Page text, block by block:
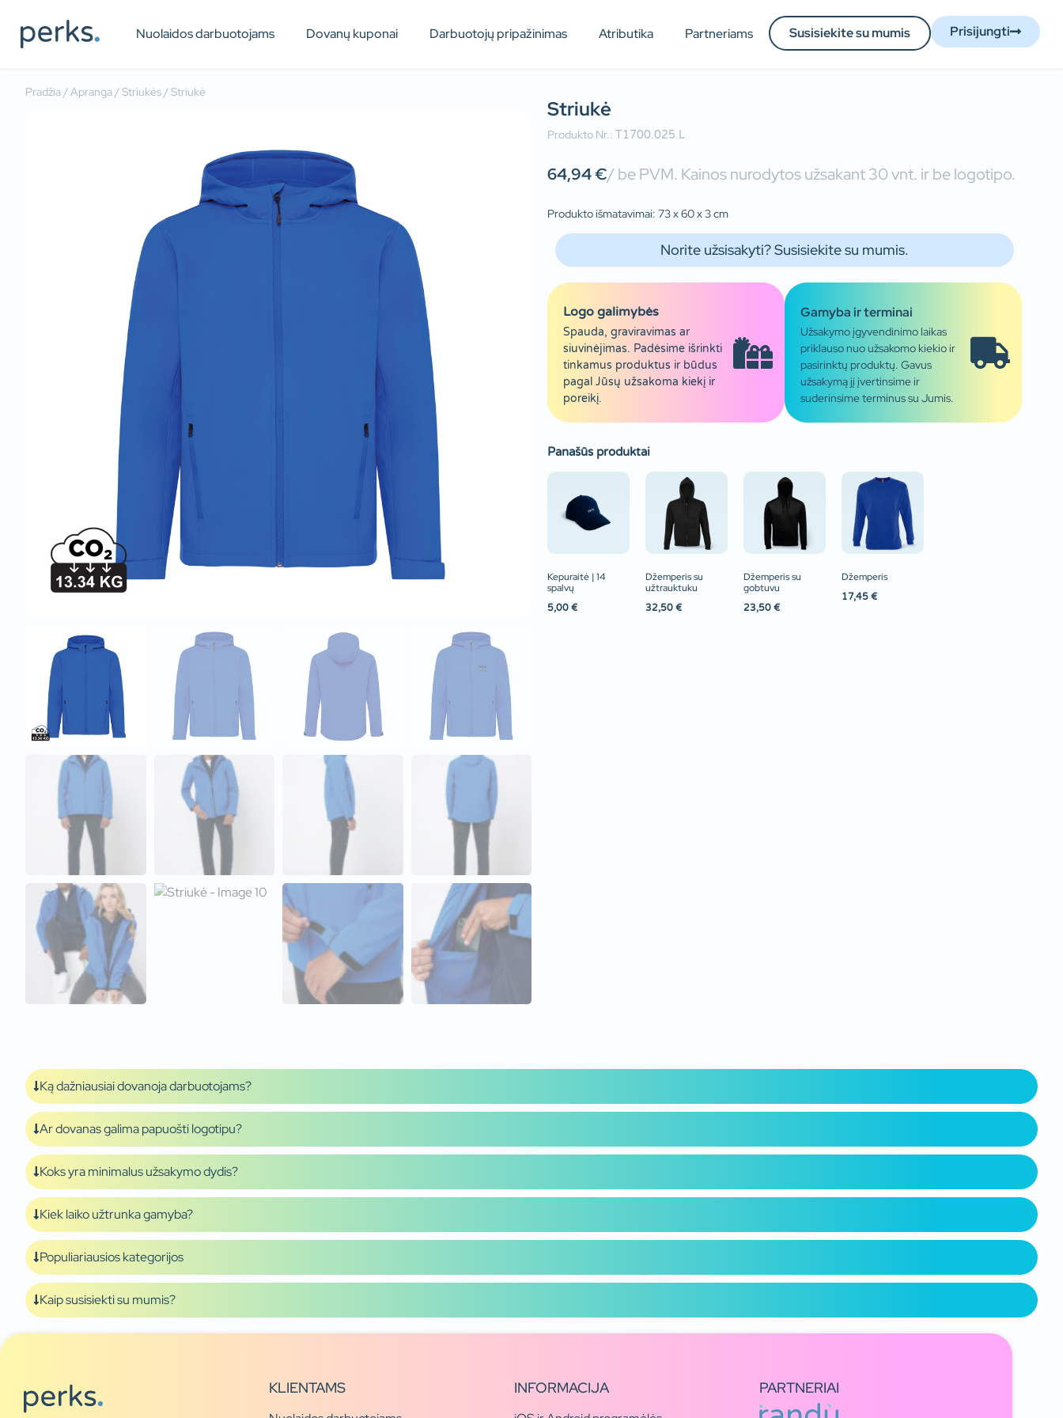
Nuolaidos darbuotojams Dovanų kuponai Darbuotojų pripažinimas Atributika Partneriams Susisiekite su mumis Prisijungti
Pradžia/Apranga/Striukės/ Striukė
Striukė
Produkto Nr.: T1700.025.L
64,94€/ be PVM. Kainos nurodytos užsakant 30 vnt. ir be logotipo.
Produkto išmatavimai: 73 x 60 x 3 cm
Norite užsisakyti? Susisiekite su mumis.
Logo galimybės
Spauda, graviravimas ar
siuvinėjimas. Padėsime išrinkti
tinkamus produktus ir būdus
pagal Jūsų užsakoma kiekį ir
poreikį.
Gamyba ir terminai
Užsakymo įgyvendinimo laikas
priklauso nuo užsakomo kiekio ir
pasirinktų produktų. Gavus
užsakymą jį įvertinsime ir
suderinsime terminus su Jumis.
Panašūs produktai
Kepuraitė | 14
spalvų
5,00 €
Džemperis su
užtrauktuku
32,50 €
Džemperis su
gobtuvu
23,50 €
Džemperis
17,45 €
Ką dažniausiai dovanoja darbuotojams?
Ar dovanas galima papuošti logotipu?
Koks yra minimalus užsakymo dydis?
Kiek laiko užtrunka gamyba?
Populiariausios kategorijos
Kaip susisiekti su mumis?
KLIENTAMS INFORMACIJA PARTNERIAI